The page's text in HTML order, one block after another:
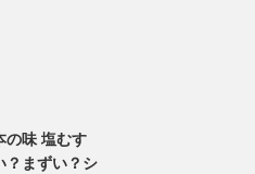
の味 塩むす
？まずい？シ